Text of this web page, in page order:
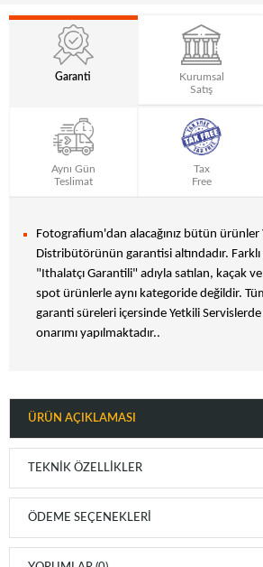
Garanti
Kurumsal
Satış
Aynı Gün
Teslimat
Tax
Free
Fotografium'dan alacağınız bütün ürünler
Distribütörünün garantisi altındadır.
"Ithalatçı Garantili" adıyla satılan, kaçak
spot ürünlerle aynı kategoride değildir.
garanti süreleri içersinde Yetkili
onarımı yapılmaktadır..
ÜRÜN AÇIKLAMASI
TEKNIK ÖZELLIKLER
ÖDEME SEÇENEKLERI